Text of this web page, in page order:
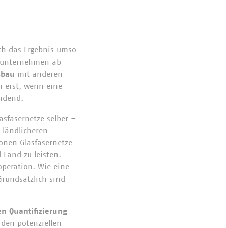
das Ergebnis umso
ab
mit anderen
erst, wenn eine
selber –
Glasfasernetze
Land zu leisten.
Wie eine
sind
Quantifizierung
potenziellen